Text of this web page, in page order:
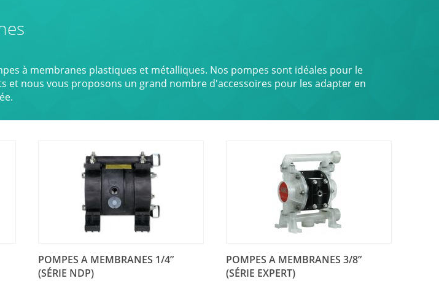
à membranes plastiques et métalliques. Nos pompes sont idéales pour le
et nous vous proposons un grand nombre d'accessoires pour les adapter en
POMPES A MEMBRANES 1/4”
(SÉRIE NDP)
POMPES A MEMBRANES 3/8”
(SÉRIE EXPERT)